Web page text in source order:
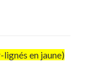
en jaune)